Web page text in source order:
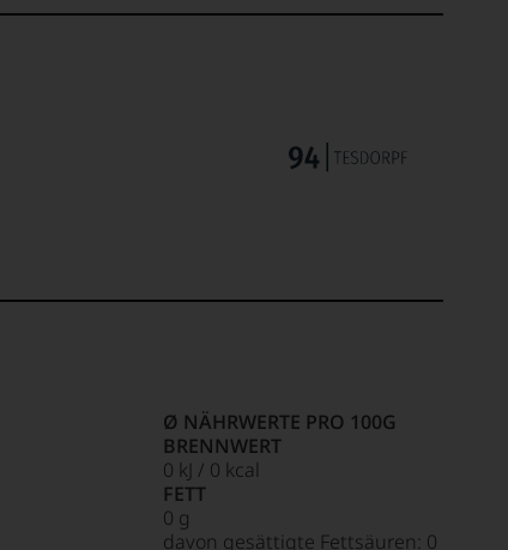
Ø NÄHRWERTE PRO 100G
BRENNWERT
0 kJ / 0 kcal
FETT
0 g
davon gesättigte Fettsäuren: 0